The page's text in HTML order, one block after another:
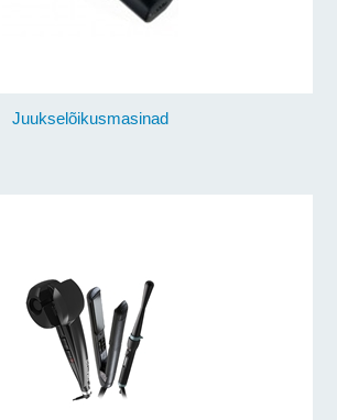
Juukselõikusmasinad